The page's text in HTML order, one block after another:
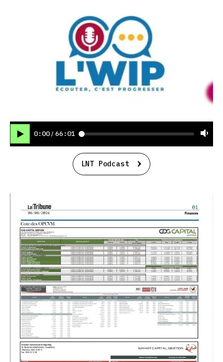
0:00 / 66:01
LNT Podcast